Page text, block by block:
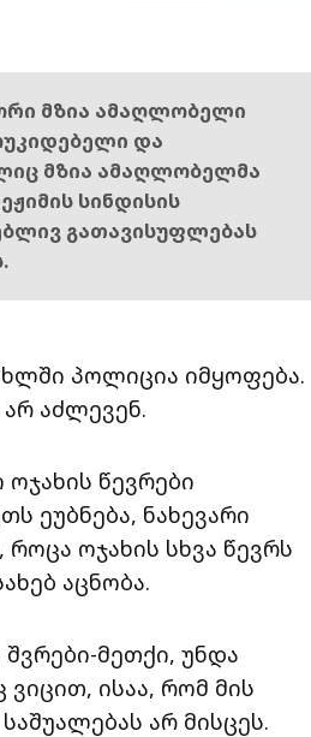
მზია ამაღლობელი
და
მზია ამაღლობელმა
სინდისის
გათავისუფლებას
პოლიცია იმყოფება.
აძლევენ.
წევრები
ეუბნება, ნახევარი
ოჯახის სხვა წევრს
აცნობა.
შვრები-მეთქი, უნდა
ისაა, რომ მის
არ მისცეს.